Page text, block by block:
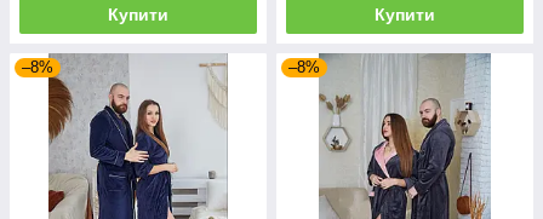
Купити Купити
–8% –8%